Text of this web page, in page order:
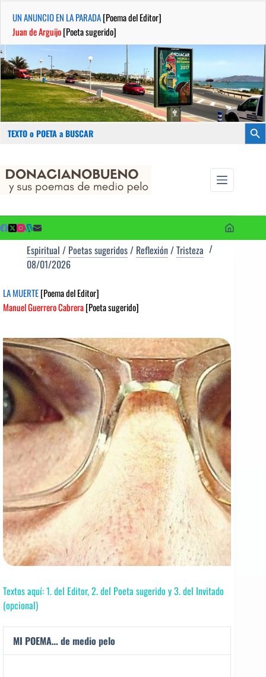
UN ANUNCIO EN LA PARADA[Poema del Editor]
Juan de Arguijo[Poeta sugerido]
Buscar:
contenido
Espiritual / Poetas sugeridos/ Reflexión/Tristeza
08/01/2026
LA MUERTE[Poema del Editor]
Manuel Guerrero Cabrera[Poeta sugerido]
Textos aquí: 1. del Editor, 2. del Poeta sugerido y 3. del Invitado
(opcional)
MI POEMA… de medio pelo